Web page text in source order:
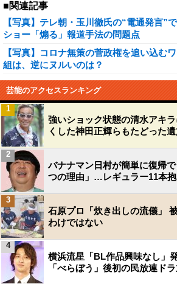
■関連記事
【写真】テレ朝・玉川徹氏の“電通発言”
ショー「煽る」報道手法の問題点
【写真】コロナ無策の菅政権を追い込む
組は、逆にヌルいのは？
芸能のアクセスランキング
強いショック状態の清水アキ
くした神田正輝らもたどった
1
バナナマン日村が簡単に復帰
つの理由」…レギュラー11本
2
石原プロ「炊き出しの流儀」
わけではない
3
横浜流星「BL作品興味なし」
「べらぼう」後初の民放連ド
4